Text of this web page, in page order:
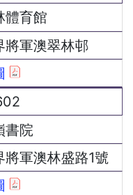
體育館
將軍澳翠林邨
書院
將軍澳林盛路1號